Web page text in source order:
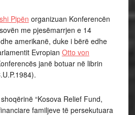
Pipën organizuan Konferencën
me pjesëmarrjen e 14
amerikanë, duke i bërë edhe
Evropian Otto von
janë botuar në librin
“Kosova Relief Fund,
familjeve të persekutuara